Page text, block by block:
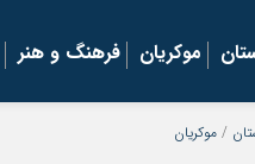
موکریان فرهنگ و هنر
/ موکریان